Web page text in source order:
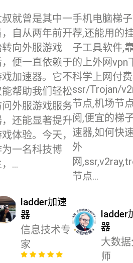
就曾是其中一
自从两年前开
向外服游戏
便一直依赖于
加速器。它不
帮助我们轻松
外服游戏服务
还能显著提升
体验。今天，
一名科技博
...
ladder加速
器
信息技术专
家
手机电脑梯
荐,还能用的
子工具软件,
的上外网vpn
科学上网付
ssr/Trojan/
节点,机场节
阅,便宜的梯
速器,如何快
外
网
节点...
ladder
器
大数
师